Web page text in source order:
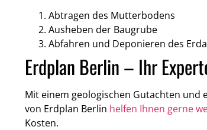
Abtragen des Mutterbodens
Ausheben der Baugrube
Abfahren und Deponieren des
Erdplan Berlin – Ihr
Mit einem geologischen Gutachten und
von Erdplan Berlin helfen Ihnen gerne
Kosten.